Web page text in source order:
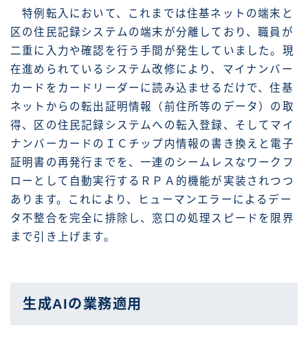
特例転入において、これまでは住基ネットの端末と
区の住民記録システムの端末が分離しており、職員が
二重に入力や確認を行う手間が発生していました。現
在進められているシステム改修により、マイナンバー
カードをカードリーダーに読み込ませるだけで、住基
ネットからの転出証明情報（前住所等のデータ）の取
得、区の住民記録システムへの転入登録、そしてマイ
ナンバーカードのＩＣチップ内情報の書き換えと電子
証明書の再発行までを、一連のシームレスなワークフ
ローとして自動実行するＲＰＡ的機能が実装されつつ
あります。これにより、ヒューマンエラーによるデー
タ不整合を完全に排除し、窓口の処理スピードを限界
まで引き上げます。
生成AIの業務適用